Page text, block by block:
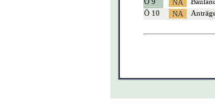
Ö 10